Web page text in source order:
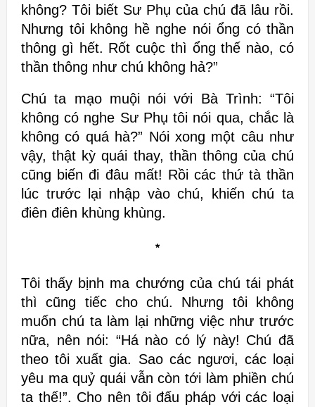
không? Tôi biết Sư Phụ của chú đã lâu rồi.
Nhưng tôi không hề nghe nói ổng có thần
thông gì hết. Rốt cuộc thì ổng thế nào, có
thần thông như chú không hả?”
Chú ta mạo muội nói với Bà Trình: “Tôi
không có nghe Sư Phụ tôi nói qua, chắc là
không có quá hà?” Nói xong một câu như
vậy, thật kỳ quái thay, thần thông của chú
cũng biến đi đâu mất! Rồi các thứ tà thần
lúc trước lại nhập vào chú, khiến chú ta
điên điên khùng khùng.
*
Tôi thấy bịnh ma chướng của chú tái phát
thì cũng tiếc cho chú. Nhưng tôi không
muốn chú ta làm lại những việc như trước
nữa, nên nói: “Há nào có lý này! Chú đã
theo tôi xuất gia. Sao các ngươi, các loại
yêu ma quỷ quái vẫn còn tới làm phiền chú
ta thế!”. Cho nên tôi đấu pháp với các loại